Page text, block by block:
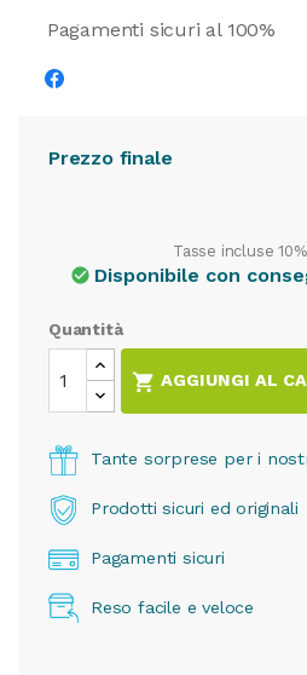
Pagamenti sicuri al 100%
Prezzo finale
Tasse incluse
check_circle Disponibile con
Quantità
 AGGIUNGI AL
Tante sorprese per i
Prodotti sicuri ed originali
Pagamenti sicuri
Reso facile e veloce